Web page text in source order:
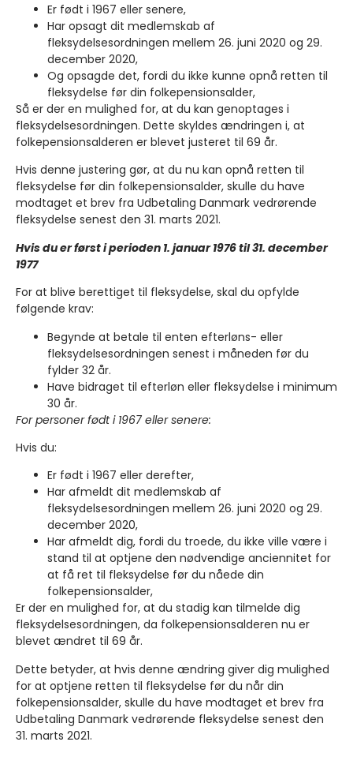
Er født i 1967 eller senere,
Har opsagt dit medlemskab af
fleksydelsesordningen mellem 26. juni 2020 og 29.
december 2020,
Og opsagde det, fordi du ikke kunne opnå retten til
fleksydelse før din folkepensionsalder,
Så er der en mulighed for, at du kan genoptages i
fleksydelsesordningen. Dette skyldes ændringen i, at
folkepensionsalderen er blevet justeret til 69 år.
Hvis denne justering gør, at du nu kan opnå retten til
fleksydelse før din folkepensionsalder, skulle du have
modtaget et brev fra Udbetaling Danmark vedrørende
fleksydelse senest den 31. marts 2021.
Hvis du er først i perioden 1. januar 1976 til 31. december
1977
For at blive berettiget til fleksydelse, skal du opfylde
følgende krav:
Begynde at betale til enten efterløns- eller
fleksydelsesordningen senest i måneden før du
fylder 32 år.
Have bidraget til efterløn eller fleksydelse i minimum
30 år.
For personer født i 1967 eller senere:
Hvis du:
Er født i 1967 eller derefter,
Har afmeldt dit medlemskab af
fleksydelsesordningen mellem 26. juni 2020 og 29.
december 2020,
Har afmeldt dig, fordi du troede, du ikke ville være i
stand til at optjene den nødvendige anciennitet for
at få ret til fleksydelse før du nåede din
folkepensionsalder,
Er der en mulighed for, at du stadig kan tilmelde dig
fleksydelsesordningen, da folkepensionsalderen nu er
blevet ændret til 69 år.
Dette betyder, at hvis denne ændring giver dig mulighed
for at optjene retten til fleksydelse før du når din
folkepensionsalder, skulle du have modtaget et brev fra
Udbetaling Danmark vedrørende fleksydelse senest den
31. marts 2021.